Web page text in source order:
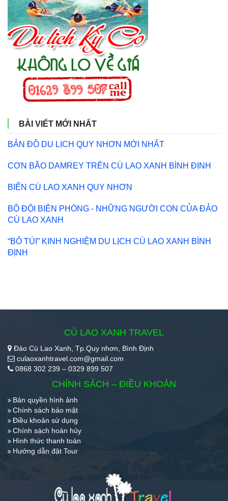
BÀI VIẾT MỚI NHẤT
BẢN ĐỒ DU LỊCH QUY NHƠN MỚI NHẤT
CƠN BÃO DAMREY TRÊN CÙ LAO XANH BÌNH ĐỊNH
BIỂN CÙ LAO XANH QUY NHƠN
BỘ ĐỘI BIÊN PHÒNG - NHỮNG NGƯỜI CON CỦA ĐẢO
CÙ LAO XANH
“BỎ TÚI” KINH NGHIỆM DU LỊCH CÙ LAO XANH BÌNH
ĐỊNH
CÙ LAO XANH TRAVEL
Đảo Cù Lao Xanh, Tp.Quy nhơn, Bình Định
culaoxanhtravel.com@gmail.com
0868 302 239 – 0329 899 507
CHÍNH SÁCH – ĐIỀU KHOẢN
Bản quyền hình ảnh
Chính sách bảo mật
Điều khoản sử dụng
Chính sách hoàn hủy
Hình thức thanh toán
Hướng dẫn đặt Tour